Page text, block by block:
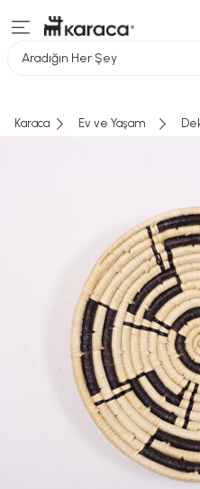
Aradığın Her Şey
Karaca Ev ve Yaşam